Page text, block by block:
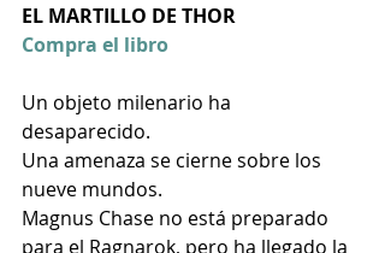
EL MARTILLO DE THOR
Compra el libro
Un objeto milenario ha
desaparecido.
Una amenaza se cierne sobre los
nueve mundos.
Magnus Chase no está preparado
para el Ragnarok, pero ha llegado la